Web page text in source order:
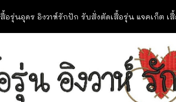
สื้อรุ่นอุดร อิงวาห์รักปัก รับสั่งตัดเสื้อรุ่น แจคเก็ต